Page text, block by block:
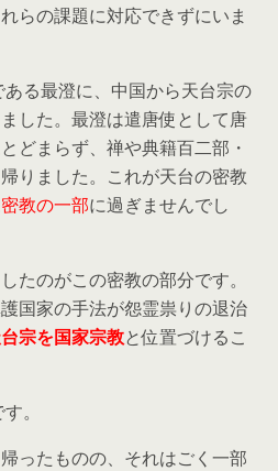
らの課題に対応できずにいま
る最澄に、中国から天台宗の
した。最澄は遣唐使として唐
どまらず、禅や典籍百二部・
りました。これが天台の密教
密教の一部に過ぎませんでし
たのがこの密教の部分です。
国家の手法が怨霊祟りの退治
宗を国家宗教と位置づけるこ
。
ったものの、それはごく一部